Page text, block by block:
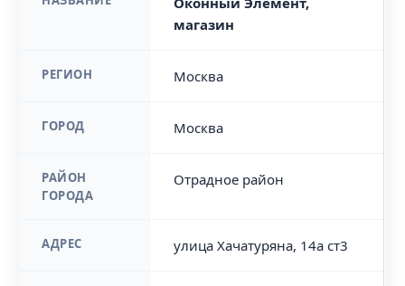
магазин
РЕГИОН Москва
ГОРОД Москва
РАЙОН
ГОРОДА
Отрадное район
АДРЕС улица Хачатуряна, 14а ст3